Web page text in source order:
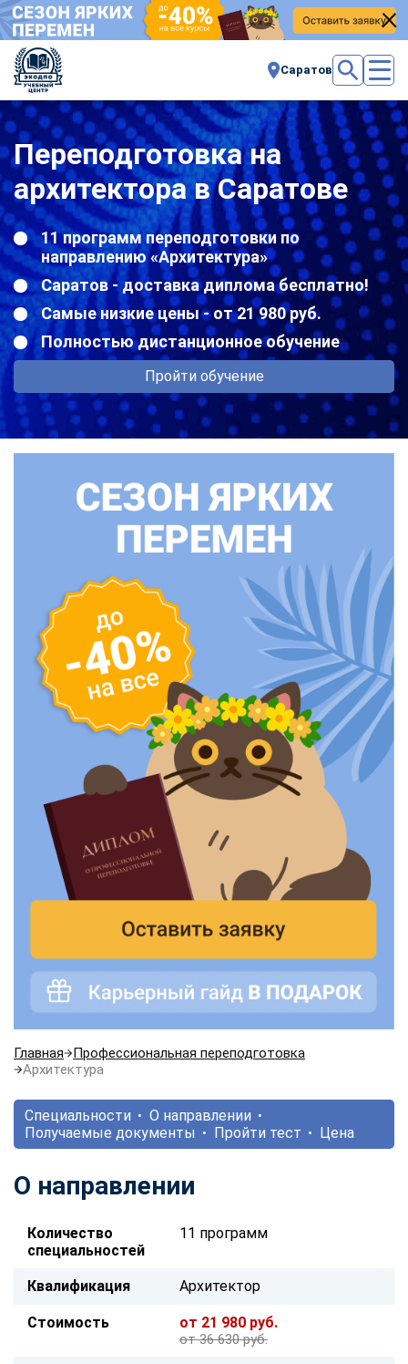
Саратов
Переподготовка на
архитектора в Саратове
11 программ переподготовки по
направлению «Архитектура»
Саратов - доставка диплома бесплатно!
Самые низкие цены - от 21 980 руб.
Полностью дистанционное обучение
Пройти обучение
Главная
Профессиональная переподготовка
Архитектура
Специальности
О направлении
Получаемые документы
Пройти тест Цена
О направлении
Количество
специальностей
11 программ
Квалификация Архитектор
Стоимость от 21 980 руб.
от 36 630 руб.